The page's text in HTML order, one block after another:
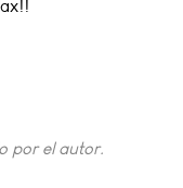
por el autor.